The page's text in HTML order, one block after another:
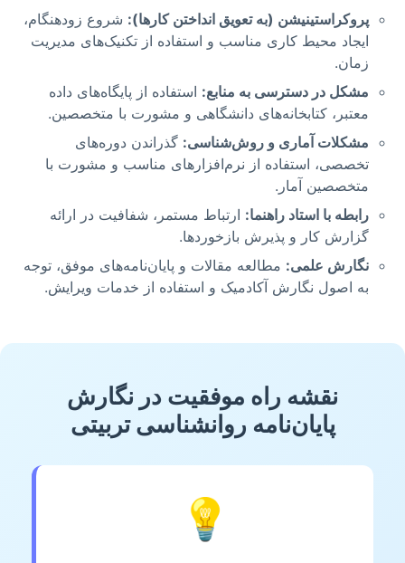
پروکراستینیشن (به تعویق انداختن کارها): شروع زودهنگام،
ایجاد محیط کاری مناسب و استفاده از تکنیک‌های مدیریت
زمان.
مشکل در دسترسی به منابع: استفاده از پایگاه‌های داده
معتبر، کتابخانه‌های دانشگاهی و مشورت با متخصصین.
مشکلات آماری و روش‌شناسی: گذراندن دوره‌های
تخصصی، استفاده از نرم‌افزارهای مناسب و مشورت با
متخصصین آمار.
رابطه با استاد راهنما: ارتباط مستمر، شفافیت در ارائه
گزارش کار و پذیرش بازخوردها.
نگارش علمی: مطالعه مقالات و پایان‌نامه‌های موفق، توجه
به اصول نگارش آکادمیک و استفاده از خدمات ویرایش.
نقشه راه موفقیت در نگارش
پایان‌نامه روانشناسی تربیتی
💡